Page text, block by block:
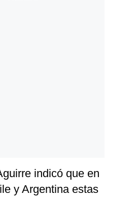
indicó que en
y Argentina estas